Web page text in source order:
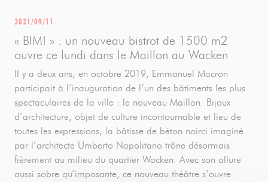
« BIM! » : un nouveau bistrot de 1500 m2
ouvre ce lundi dans le Maillon au Wacken
2021/09/11
Il y a deux ans, en octobre 2019, Emmanuel Macron
participait à l’inauguration de l’un des bâtiments les plus
spectaculaires de la ville : le nouveau Maillon. Bijoux
d’architecture, objet de culture incontournable et lieu de
toutes les expressions, la bâtisse de béton noirci imaginé
par l’architecte Umberto Napolitano trône désormais
fièrement au milieu du quartier Wacken. Avec son allure
aussi sobre qu’imposante, ce nouveau théâtre s’ouvre